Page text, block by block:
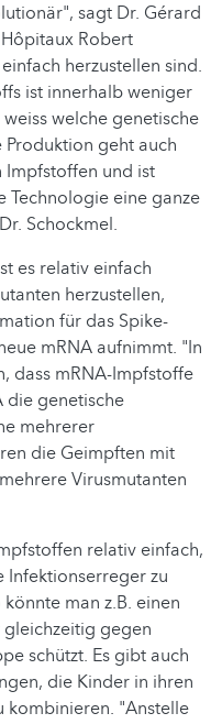
sagt Dr. Gérard
Robert
herzustellen sind.
ist innerhalb weniger
welche genetische
geht auch
Impfstoffen und ist
Technologie eine ganze
Schockmel.
es relativ einfach
herzustellen,
für das Spike-
mRNA aufnimmt. "In
dass mRNA-Impfstoffe
die genetische
mehrerer
die Geimpften mit
Virusmutanten
relativ einfach,
Infektionserreger zu
man z.B. einen
gegen
schützt. Es gibt auch
die Kinder in ihren
kombinieren. "Anstelle